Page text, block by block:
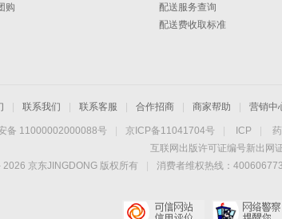
购
配送服务查询
配送费收取标准
联系我们 联系客服 合作招商 商家帮助 营销中
备 11000002000088号 京ICP备11041704号 ICP
互联网出版许可证编号新出网
2026 京东JINGDONG 版权所有 消费者维权热线：